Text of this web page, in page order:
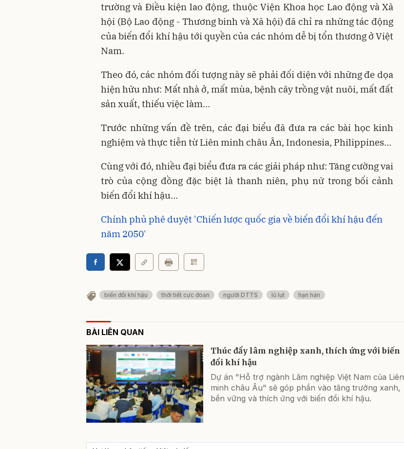
trường và Điều kiện lao động, thuộc Viện Khoa học Lao động và Xã
hội (Bộ Lao động - Thương binh và Xã hội) đã chỉ ra những tác động
của biến đổi khí hậu tới quyền của các nhóm dễ bị tổn thương ở Việt
Nam.
Theo đó, các nhóm đối tượng này sẽ phải đối diện với những đe dọa
hiện hữu như: Mất nhà ở, mất mùa, bệnh cây trồng vật nuôi, mất đất
sản xuất, thiếu việc làm…
Trước những vấn đề trên, các đại biểu đã đưa ra các bài học kinh
nghiệm và thực tiễn từ Liên minh châu Ân, Indonesia, Philippines…
Cùng với đó, nhiều đại biểu đưa ra các giải pháp như: Tăng cường vai
trò của cộng đồng đặc biệt là thanh niên, phụ nữ trong bối cảnh
biến đổi khí hậu…
Chính phủ phê duyệt 'Chiến lược quốc gia về biến đổi khí hậu đến
năm 2050'
biến đổi khí hậu thời tiết cực đoan người DTTS lũ lụt hạn hán
BÀI LIÊN QUAN
Thúc đẩy lâm nghiệp xanh, thích ứng với biến
đổi khí hậu
Dự án "Hỗ trợ ngành Lâm nghiệp Việt Nam của Liên
minh châu Âu" sẽ góp phần vào tăng trưởng xanh,
bền vững và thích ứng với biến đổi khí hậu.